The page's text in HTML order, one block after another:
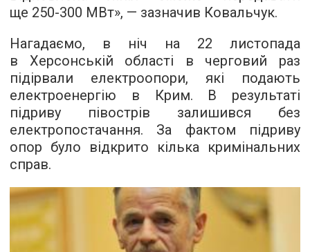
ще 250-300 МВт», — зазначив Ковальчук.
Нагадаємо, в ніч на 22 листопада
в Херсонській області в черговий раз
підірвали електроопори, які подають
електроенергію в Крим. В результаті
підриву півострів залишився без
електропостачання. За фактом підриву
опор було відкрито кілька кримінальних
справ.